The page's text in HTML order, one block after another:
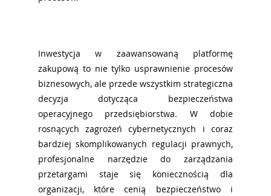
Inwestycja w zaawansowaną platformę
zakupową to nie tylko usprawnienie procesów
biznesowych, ale przede wszystkim strategiczna
decyzja dotycząca bezpieczeństwa
operacyjnego przedsiębiorstwa. W dobie
rosnących zagrożeń cybernetycznych i coraz
bardziej skomplikowanych regulacji prawnych,
profesjonalne narzędzie do zarządzania
przetargami staje się koniecznością dla
organizacji, które cenią bezpieczeństwo i